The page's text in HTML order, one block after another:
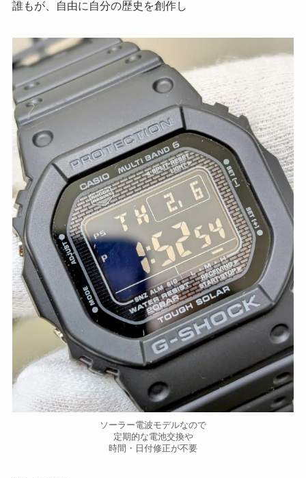
誰もが、自由に自分の歴史を創作し
ソーラー電波モデルなので
定期的な電池交換や
時間・日付修正が不要